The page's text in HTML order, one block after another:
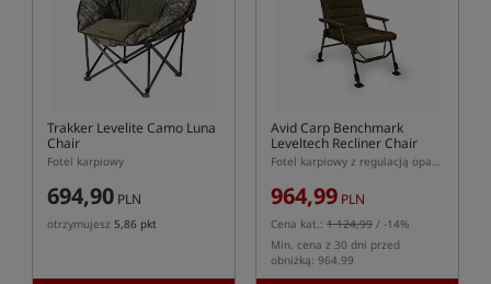
Trakker Levelite Camo Luna
Chair
Fotel karpiowy
694,90 PLN
otrzymujesz 5,86 pkt
Avid Carp Benchmark
Leveltech Recliner Chair
Fotel karpiowy z regulacją oparcia serii Benchmark Leveltech
964,99 PLN
Cena kat.: 1 124,99 / -14%
Min. cena z 30 dni przed
obniżką: 964.99